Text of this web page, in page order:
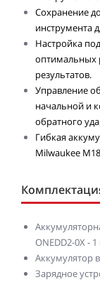
Сохранение
инструмента
Настройка
оптимальных
результатов.
Управление
начальной и
обратного
Гибкая
Milwaukee
ONEDD2-0X -
Аккумулятор
Зарядное